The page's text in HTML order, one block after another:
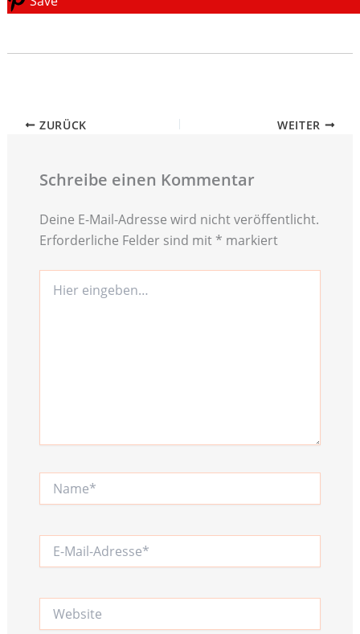
ZURÜCK WEITER
Schreibe einen Kommentar
Deine E-Mail-Adresse wird nicht veröffentlicht.
Erforderliche Felder sind mit * markiert
eingeben…
Mail-
Website